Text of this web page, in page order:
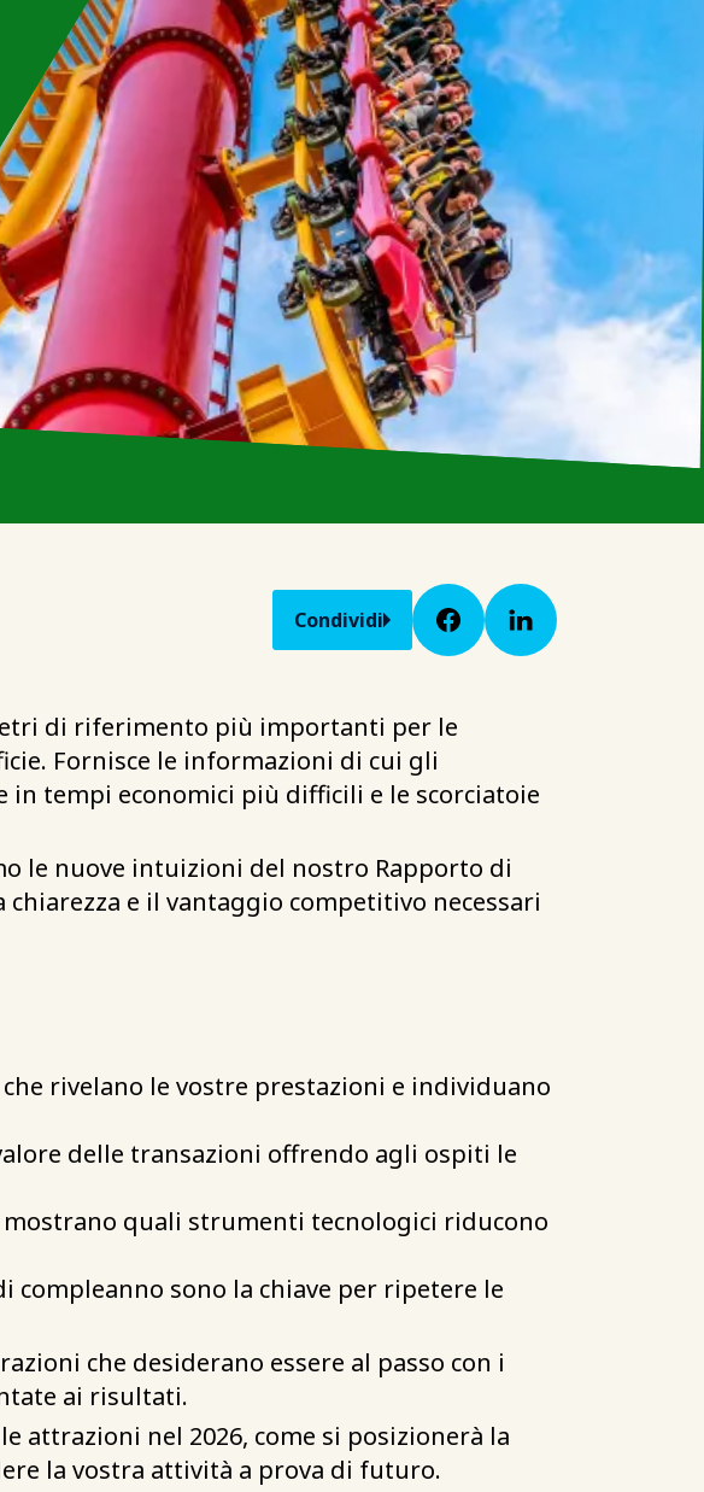
Condividi
di riferimento più importanti per le
Fornisce le informazioni di cui gli
tempi economici più difficili e le scorciatoie
le nuove intuizioni del nostro Rapporto di
e il vantaggio competitivo necessari
rivelano le vostre prestazioni e individuano
delle transazioni offrendo agli ospiti le
mostrano quali strumenti tecnologici riducono
compleanno sono la chiave per ripetere le
che desiderano essere al passo con i
ai risultati.
attrazioni nel 2026, come si posizionerà la
la vostra attività a prova di futuro.